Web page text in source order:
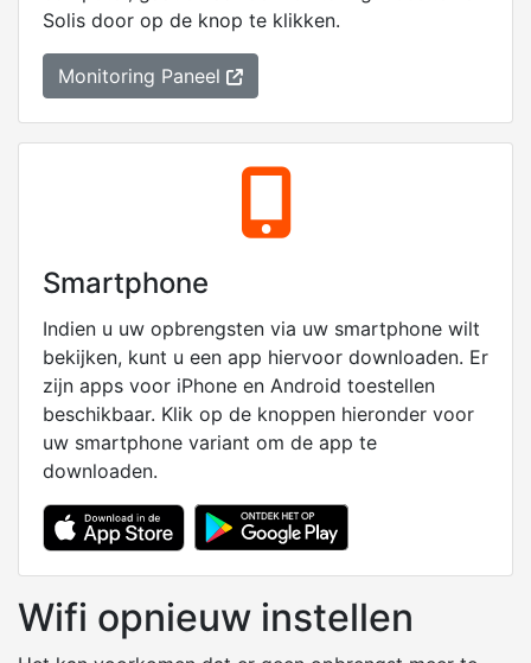
Solis door op de knop te klikken.
Monitoring Paneel
Smartphone
Indien u uw opbrengsten via uw smartphone wilt
bekijken, kunt u een app hiervoor downloaden. Er
zijn apps voor iPhone en Android toestellen
beschikbaar. Klik op de knoppen hieronder voor
uw smartphone variant om de app te
downloaden.
Wifi opnieuw instellen